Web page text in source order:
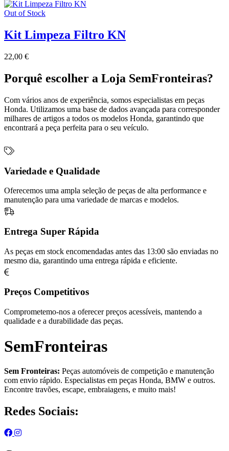
Out of Stock
Kit Limpeza Filtro KN
22,00 €
Porquê escolher a Loja SemFronteiras?
Com vários anos de experiência, somos especialistas em peças
Honda. Utilizamos uma base de dados avançada para corresponder
milhares de artigos a todos os modelos Honda, garantindo que
encontrará a peça perfeita para o seu veículo.
Variedade e Qualidade
Oferecemos uma ampla seleção de peças de alta performance e
manutenção para uma variedade de marcas e modelos.
Entrega Super Rápida
As peças em stock encomendadas antes das 13:00 são enviadas no
mesmo dia, garantindo uma entrega rápida e eficiente.
Preços Competitivos
Comprometemo-nos a oferecer preços acessíveis, mantendo a
qualidade e a durabilidade das peças.
SemFronteiras
Sem Fronteiras: Peças automóveis de competição e manutenção
com envio rápido. Especialistas em peças Honda, BMW e outros.
Encontre travões, escape, embraiagens, e muito mais!
Redes Sociais: